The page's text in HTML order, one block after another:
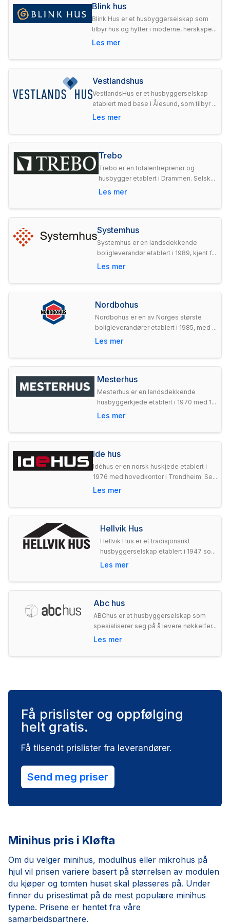
Blink hus
Blink Hus er et husbyggerselskap som
tilbyr hus og hytter i moderne, herskape...
Les mer
Vestlandshus
VestlandsHus er et husbyggerselskap
etablert med base i Ålesund, som tilbyr ...
Les mer
Trebo
Trebo er en totalentreprenør og
husbygger etablert i Drammen. Selsk...
Les mer
Systemhus
Systemhus er en landsdekkende
boligleverandør etablert i 1989, kjent f...
Les mer
Nordbohus
Nordbohus er en av Norges største
boligleverandører etablert i 1985, med ...
Les mer
Mesterhus
Mesterhus er en landsdekkende
husbyggerkjede etablert i 1970 med 1...
Les mer
Ide hus
Idéhus er en norsk huskjede etablert i
1976 med hovedkontor i Trondheim. Se...
Les mer
Hellvik Hus
Hellvik Hus er et tradisjonsrikt
husbyggerselskap etablert i 1947 so...
Les mer
Abc hus
ABChus er et husbyggerselskap som
spesialiserer seg på å levere nøkkelfer...
Les mer
Få prislister og oppfølging
helt gratis.
Få tilsendt prislister fra leverandører.
Send meg priser
Minihus pris i Kløfta
Om du velger minihus, modulhus eller mikrohus på
hjul vil prisen variere basert på størrelsen av modulen
du kjøper og tomten huset skal plasseres på. Under
finner du prisestimat på de mest populære minihus
typene. Prisene er hentet fra våre
samarbeidspartnere.